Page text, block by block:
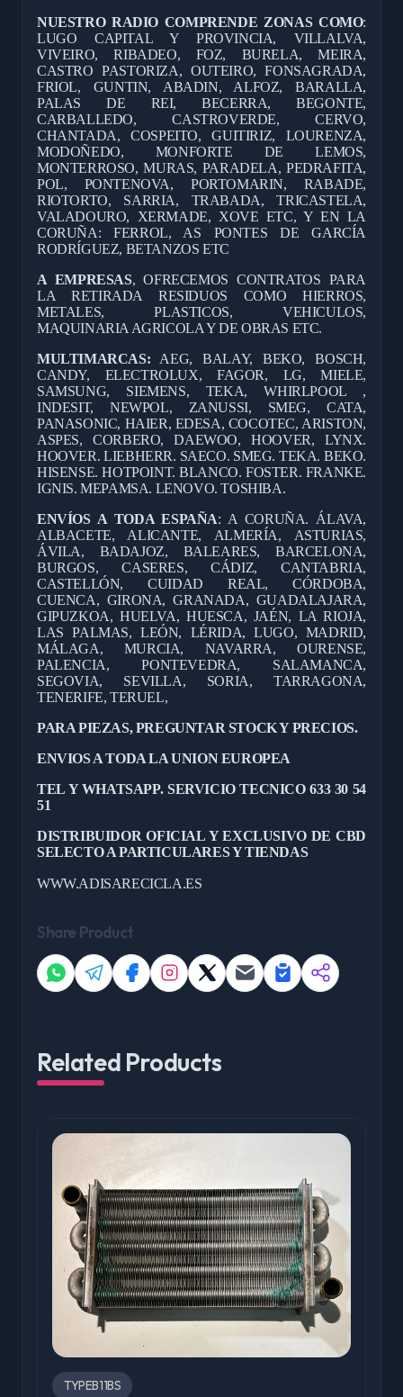
NUESTRO RADIO COMPRENDE ZONAS COMO:
LUGO CAPITAL Y PROVINCIA, VILLALVA,
VIVEIRO, RIBADEO, FOZ, BURELA, MEIRA,
CASTRO PASTORIZA, OUTEIRO, FONSAGRADA,
FRIOL, GUNTIN, ABADIN, ALFOZ, BARALLA,
PALAS DE REI, BECERRA, BEGONTE,
CARBALLEDO, CASTROVERDE, CERVO,
CHANTADA, COSPEITO, GUITIRIZ, LOURENZA,
MODOÑEDO, MONFORTE DE LEMOS,
MONTERROSO, MURAS, PARADELA, PEDRAFITA,
POL, PONTENOVA, PORTOMARIN, RABADE,
RIOTORTO, SARRIA, TRABADA, TRICASTELA,
VALADOURO, XERMADE, XOVE ETC, Y EN LA
CORUÑA: FERROL, AS PONTES DE GARCÍA
RODRÍGUEZ, BETANZOS ETC
A EMPRESAS, OFRECEMOS CONTRATOS PARA
LA RETIRADA RESIDUOS COMO HIERROS,
METALES, PLASTICOS, VEHICULOS,
MAQUINARIA AGRICOLA Y DE OBRAS ETC.
MULTIMARCAS: AEG, BALAY, BEKO, BOSCH,
CANDY, ELECTROLUX, FAGOR, LG, MIELE,
SAMSUNG, SIEMENS, TEKA, WHIRLPOOL ,
INDESIT, NEWPOL, ZANUSSI, SMEG, CATA,
PANASONIC, HAIER, EDESA, COCOTEC, ARISTON,
ASPES, CORBERO, DAEWOO, HOOVER, LYNX.
HOOVER. LIEBHERR. SAECO. SMEG. TEKA. BEKO.
HISENSE. HOTPOINT. BLANCO. FOSTER. FRANKE.
IGNIS. MEPAMSA. LENOVO. TOSHIBA.
ENVÍOS A TODA ESPAÑA: A CORUÑA. ÁLAVA,
ALBACETE, ALICANTE, ALMERÍA, ASTURIAS,
ÁVILA, BADAJOZ, BALEARES, BARCELONA,
BURGOS, CASERES, CÁDIZ, CANTABRIA,
CASTELLÓN, CUIDAD REAL, CÓRDOBA,
CUENCA, GIRONA, GRANADA, GUADALAJARA,
GIPUZKOA, HUELVA, HUESCA, JAÉN, LA RIOJA,
LAS PALMAS, LEÓN, LÉRIDA, LUGO, MADRID,
MÁLAGA, MURCIA, NAVARRA, OURENSE,
PALENCIA, PONTEVEDRA, SALAMANCA,
SEGOVIA, SEVILLA, SORIA, TARRAGONA,
TENERIFE, TERUEL,
PARA PIEZAS, PREGUNTAR STOCK Y PRECIOS.
ENVIOS A TODA LA UNION EUROPEA
TEL Y WHATSAPP. SERVICIO TECNICO 633 30 54
51
DISTRIBUIDOR OFICIAL Y EXCLUSIVO DE CBD
SELECTO A PARTICULARES Y TIENDAS
WWW.ADISARECICLA.ES
Share Product
Related Products
TYPEB11BS